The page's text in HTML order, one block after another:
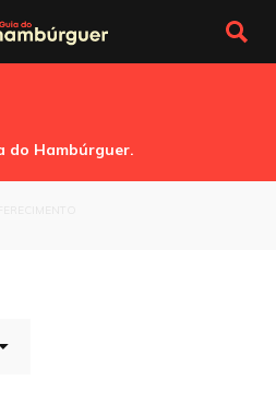
do Hambúrguer.